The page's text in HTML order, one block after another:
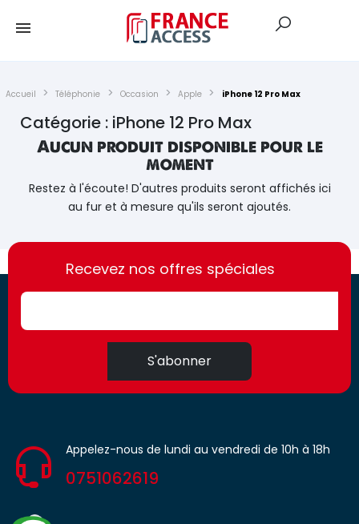
Accueil Téléphonie Occasion Apple iPhone 12 Pro Max
Catégorie : iPhone 12 Pro Max
Aucun produit disponible pour le
moment
Restez à l'écoute! D'autres produits seront affichés ici
au fur et à mesure qu'ils seront ajoutés.
https://france-
access.fr
https://france-
access.fr
Recevez nos offres spéciales
S'abonner
Appelez-nous de lundi au vendredi de 10h à 18h
0751062619